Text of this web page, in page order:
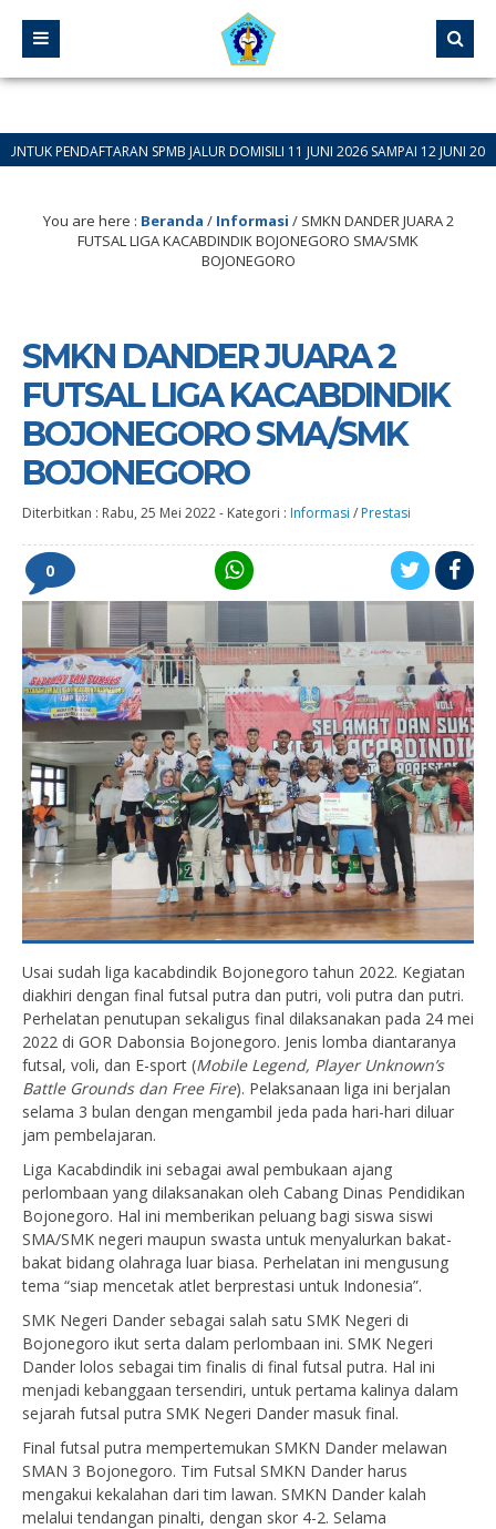
SPMB JALUR DOMISILI 11 JUNI 2026 SAMPAI 12 JUNI 2026
You are here : Beranda / Informasi / SMKN DANDER JUARA 2
FUTSAL LIGA KACABDINDIK BOJONEGORO SMA/SMK
BOJONEGORO
SMKN DANDER JUARA 2
FUTSAL LIGA KACABDINDIK
BOJONEGORO SMA/SMK
BOJONEGORO
Diterbitkan : Rabu, 25 Mei 2022- Kategori : Informasi / Prestasi
0
Usai sudah liga kacabdindik Bojonegoro tahun 2022. Kegiatan
diakhiri dengan final futsal putra dan putri, voli putra dan putri.
Perhelatan penutupan sekaligus final dilaksanakan pada 24 mei
2022 di GOR Dabonsia Bojonegoro. Jenis lomba diantaranya
futsal, voli, dan E-sport (Mobile Legend, Player Unknown’s
Battle Grounds dan Free Fire). Pelaksanaan liga ini berjalan
selama 3 bulan dengan mengambil jeda pada hari-hari diluar
jam pembelajaran.
Liga Kacabdindik ini sebagai awal pembukaan ajang
perlombaan yang dilaksanakan oleh Cabang Dinas Pendidikan
Bojonegoro. Hal ini memberikan peluang bagi siswa siswi
SMA/SMK negeri maupun swasta untuk menyalurkan bakat-
bakat bidang olahraga luar biasa. Perhelatan ini mengusung
tema “siap mencetak atlet berprestasi untuk Indonesia”.
SMK Negeri Dander sebagai salah satu SMK Negeri di
Bojonegoro ikut serta dalam perlombaan ini. SMK Negeri
Dander lolos sebagai tim finalis di final futsal putra. Hal ini
menjadi kebanggaan tersendiri, untuk pertama kalinya dalam
sejarah futsal putra SMK Negeri Dander masuk final.
Final futsal putra mempertemukan SMKN Dander melawan
SMAN 3 Bojonegoro. Tim Futsal SMKN Dander harus
mengakui kekalahan dari tim lawan. SMKN Dander kalah
melalui tendangan pinalti, dengan skor 4-2. Selama